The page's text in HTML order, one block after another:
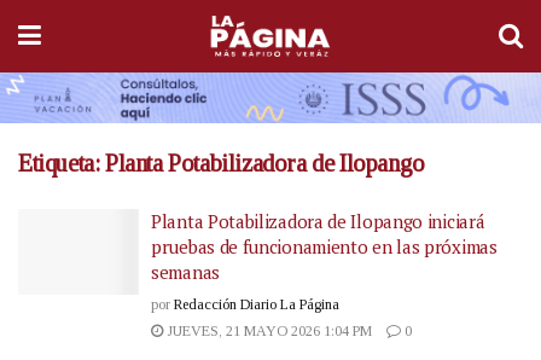
Etiqueta:Planta Potabilizadora de Ilopango
Planta Potabilizadora de Ilopango iniciará
pruebas de funcionamiento en las próximas
semanas
por Redacción Diario La Página
JUEVES, 21 MAYO 2026 1:04 PM
0